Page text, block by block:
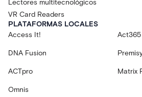
Lectores multitecnológicos
VR Card Readers
PLATAFORMAS LOCALES
Access It!
Act365
DNA Fusion
ACTpro Matrix
Omnis